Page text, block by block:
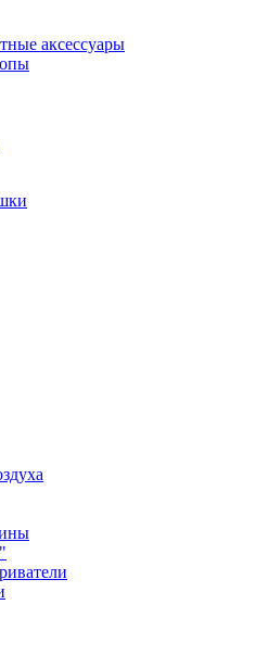
аксессуары